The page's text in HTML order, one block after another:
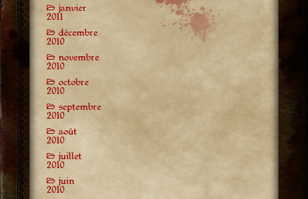
janvier
2011
décembre
2010
novembre
2010
octobre
2010
septembre
2010
août
2010
juillet
2010
juin
2010